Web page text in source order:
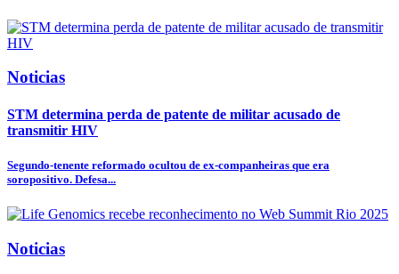
Noticias
STM determina perda de patente de militar acusado de
transmitir HIV
Segundo-tenente reformado ocultou de ex-companheiras que era
soropositivo. Defesa...
Noticias